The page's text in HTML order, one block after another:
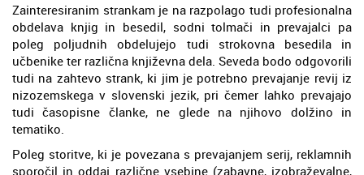
Zainteresiranim strankam je na razpolago tudi profesionalna
obdelava knjig in besedil, sodni tolmači in prevajalci pa
poleg poljudnih obdelujejo tudi strokovna besedila in
učbenike ter različna književna dela. Seveda bodo odgovorili
tudi na zahtevo strank, ki jim je potrebno prevajanje revij iz
nizozemskega v slovenski jezik, pri čemer lahko prevajajo
tudi časopisne članke, ne glede na njihovo dolžino in
tematiko.
Poleg storitve, ki je povezana s prevajanjem serij, reklamnih
sporočil in oddaj različne vsebine (zabavne, izobraževalne,